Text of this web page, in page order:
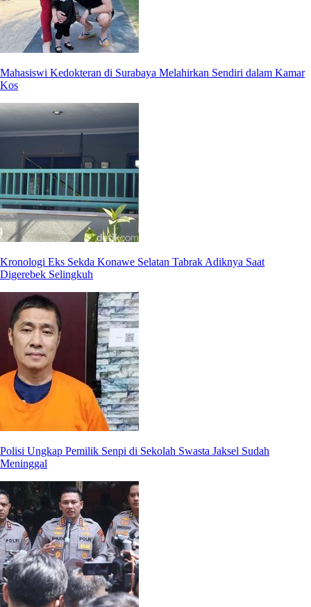
Mahasiswi Kedokteran di Surabaya Melahirkan Sendiri dalam Kamar
Kos
Kronologi Eks Sekda Konawe Selatan Tabrak Adiknya Saat
Digerebek Selingkuh
Polisi Ungkap Pemilik Senpi di Sekolah Swasta Jaksel Sudah
Meninggal